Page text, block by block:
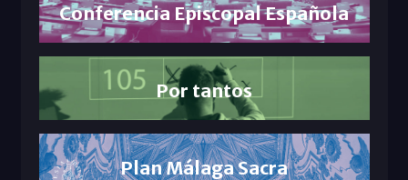
Conferencia Episcopal Española
Por tantos
Plan Málaga Sacra